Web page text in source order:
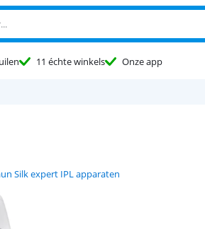
11 échte winkels Onze app
Silk expert IPL apparaten